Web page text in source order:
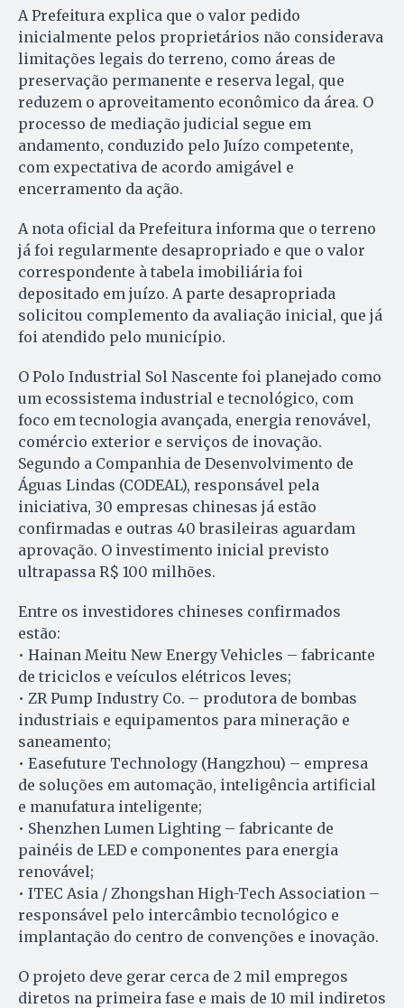
A Prefeitura explica que o valor pedido
inicialmente pelos proprietários não considerava
limitações legais do terreno, como áreas de
preservação permanente e reserva legal, que
reduzem o aproveitamento econômico da área. O
processo de mediação judicial segue em
andamento, conduzido pelo Juízo competente,
com expectativa de acordo amigável e
encerramento da ação.
A nota oficial da Prefeitura informa que o terreno
já foi regularmente desapropriado e que o valor
correspondente à tabela imobiliária foi
depositado em juízo. A parte desapropriada
solicitou complemento da avaliação inicial, que já
foi atendido pelo município.
O Polo Industrial Sol Nascente foi planejado como
um ecossistema industrial e tecnológico, com
foco em tecnologia avançada, energia renovável,
comércio exterior e serviços de inovação.
Segundo a Companhia de Desenvolvimento de
Águas Lindas (CODEAL), responsável pela
iniciativa, 30 empresas chinesas já estão
confirmadas e outras 40 brasileiras aguardam
aprovação. O investimento inicial previsto
ultrapassa R$ 100 milhões.
Entre os investidores chineses confirmados
estão:
• Hainan Meitu New Energy Vehicles – fabricante
de triciclos e veículos elétricos leves;
• ZR Pump Industry Co. – produtora de bombas
industriais e equipamentos para mineração e
saneamento;
• Easefuture Technology (Hangzhou) – empresa
de soluções em automação, inteligência artificial
e manufatura inteligente;
• Shenzhen Lumen Lighting – fabricante de
painéis de LED e componentes para energia
renovável;
• ITEC Asia / Zhongshan High-Tech Association –
responsável pelo intercâmbio tecnológico e
implantação do centro de convenções e inovação.
O projeto deve gerar cerca de 2 mil empregos
diretos na primeira fase e mais de 10 mil indiretos